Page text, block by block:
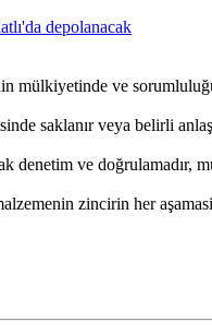
depolanacak
mülkiyetinde ve
saklanır veya belirli
denetim ve doğrulamadır,
zincirin her